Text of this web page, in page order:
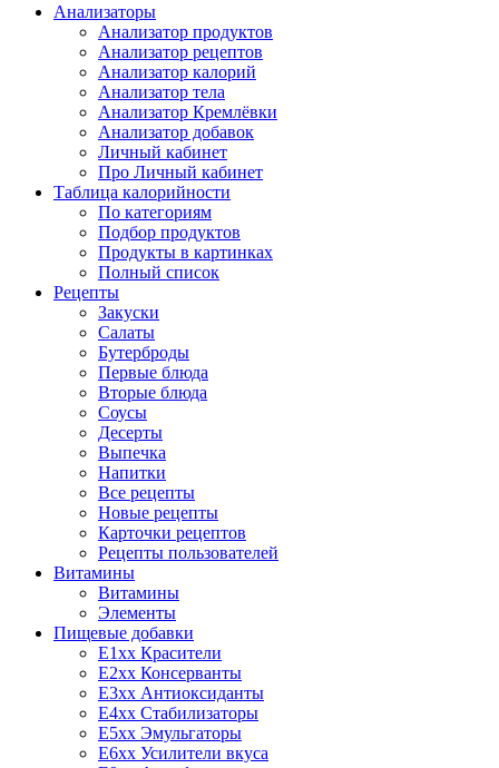
Анализаторы
Анализатор продуктов
Анализатор рецептов
Анализатор калорий
Анализатор тела
Анализатор Кремлёвки
Анализатор добавок
Личный кабинет
Про Личный кабинет
Таблица калорийности
По категориям
Подбор продуктов
Продукты в картинках
Полный список
Рецепты
Закуски
Салаты
Бутерброды
Первые блюда
Вторые блюда
Соусы
Десерты
Выпечка
Напитки
Все рецепты
Новые рецепты
Карточки рецептов
Рецепты пользователей
Витамины
Витамины
Элементы
Пищевые добавки
E1xx Красители
E2xx Консерванты
E3xx Антиоксиданты
E4xx Стабилизаторы
E5xx Эмульгаторы
E6xx Усилители вкуса